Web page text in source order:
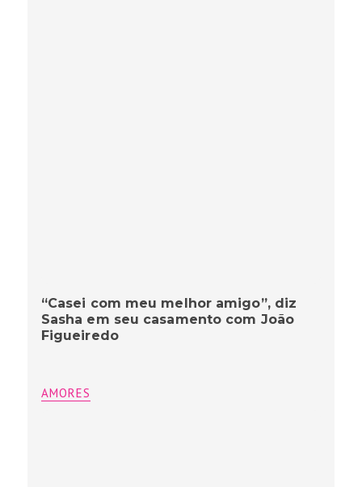
“Casei com meu melhor amigo”, diz
Sasha em seu casamento com João
Figueiredo
AMORES